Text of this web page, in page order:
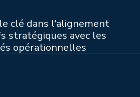
clé dans l'alignement
stratégiques avec les
opérationnelles